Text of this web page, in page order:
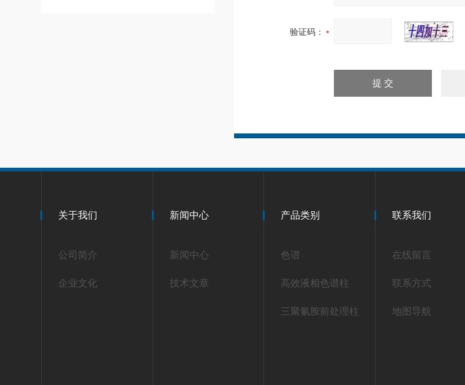
验证码：
关于我们
公司简介
企业文化
新闻中心
新闻中心
技术文章
产品类别
色谱
高效液相色谱柱
三聚氰胺前处理柱
联系我们
在线留言
联系方式
地图导航